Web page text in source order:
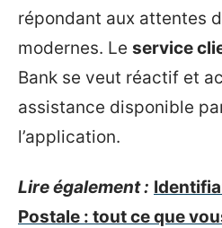
répondant aux attentes
modernes. Le service
Bank se veut réactif et
assistance disponible
l’application.
Lire également :
Postale : tout ce que